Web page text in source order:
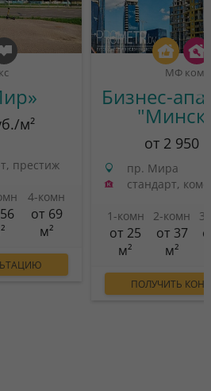
м²
престиж
4-комн
от 69
м²
МФ
Бизнес-
от 2 950
пр. Мира
стандарт,
1-комн
от 25
м²
2-комн
от 37
м²
ПОЛУЧИТЬ